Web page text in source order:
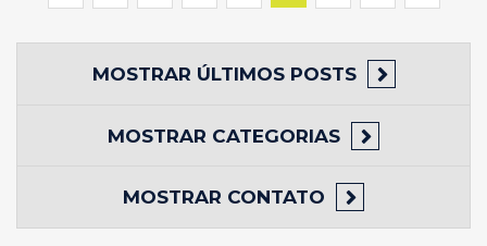
MOSTRAR ÚLTIMOS POSTS
MOSTRAR CATEGORIAS
MOSTRAR CONTATO